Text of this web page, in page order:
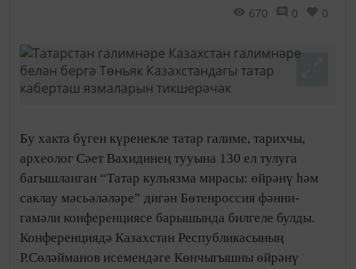
670 0 0
Бу хакта бүген күренекле татар галиме, тарихчы,
археолог Сәет Вахидинең тууына 130 ел тулуга
багышланган “Татар кулъязма мирасы: өйрәнү һәм
саклау мәсьәләләре” дигән Бөтенроссия фәнни-
гамәли конференциясе барышында билгеле булды.
Конференциядә Казахстан Республикасының
Р.Сөләйманов исемендәге Көнчыгышны өйрәнү